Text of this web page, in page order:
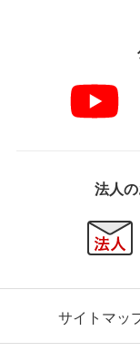
法人
サイトマッ